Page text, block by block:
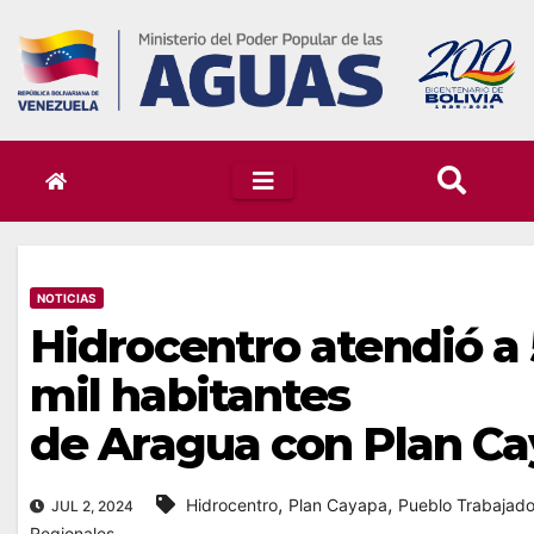
content
NOTICIAS
Hidrocentro atendió a
mil habitantes
de Aragua con Plan
JUL 2, 2024 Hidrocentro, Plan Cayapa, Pueblo